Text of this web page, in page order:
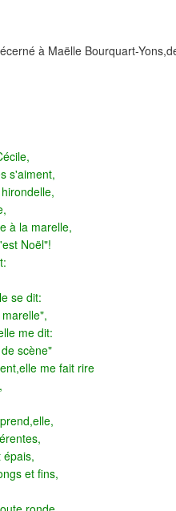
à Maëlle Bourquart-
s'aiment,
à la marelle,
Noël"!
se dit:
me dit:
scène"
me fait rire
épais,
et fins,